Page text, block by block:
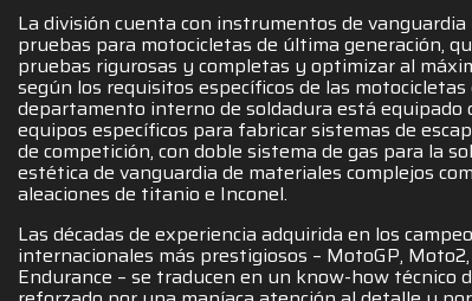
La división cuenta con instrumentos de
pruebas para motocicletas de última generación,
pruebas rigurosas y completas y optimizar al
según los requisitos específicos de las motocicletas
departamento interno de soldadura está equipado
equipos específicos para fabricar sistemas de
de competición, con doble sistema de gas para la
estética de vanguardia de materiales complejos
aleaciones de titanio e Inconel.
Las décadas de experiencia adquirida en los
internacionales más prestigiosos – MotoGP,
Endurance – se traducen en un know-how técnico